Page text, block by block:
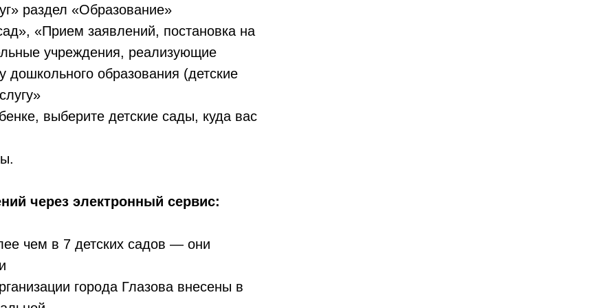
раздел «Образование»
«Прием заявлений, постановка на
учреждения, реализующие
образования (детские
выберите детские сады, куда вас
через электронный сервис:
чем в 7 детских садов — они
города Глазова внесены в